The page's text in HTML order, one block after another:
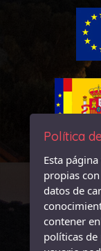
Política
Esta
propias
datos de
contener
políticas de